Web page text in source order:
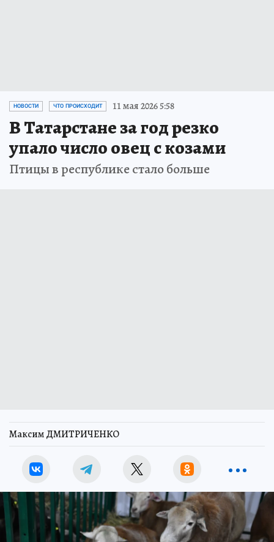
НОВОСТИ ЧТО ПРОИСХОДИТ 11 мая 2026 5:58
В Татарстане за год резко
упало число овец с козами
Птицы в республике стало больше
Максим ДМИТРИЧЕНКО